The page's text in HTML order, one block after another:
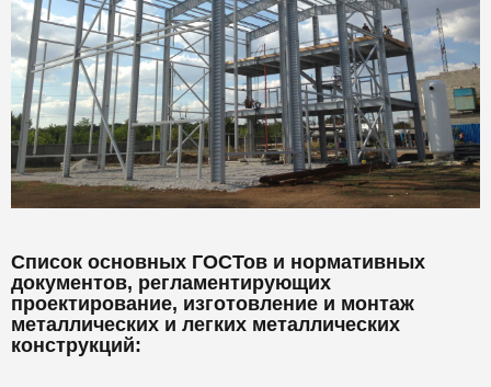
Список основных ГОСТов и нормативных
документов, регламентирующих
проектирование, изготовление и монтаж
металлических и легких металлических
конструкций: